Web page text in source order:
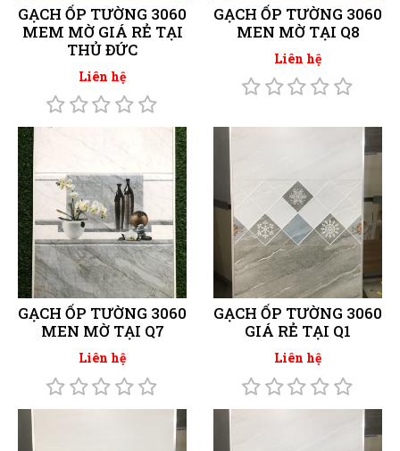
GẠCH ỐP TƯỜNG 3060
MEM MỜ GIÁ RẺ TẠI
THỦ ĐỨC
Liên hệ
GẠCH ỐP TƯỜNG 3060
MEN MỜ TẠI Q8
Liên hệ
GẠCH ỐP TƯỜNG 3060
MEN MỜ TẠI Q7
Liên hệ
GẠCH ỐP TƯỜNG 3060
GIÁ RẺ TẠI Q1
Liên hệ